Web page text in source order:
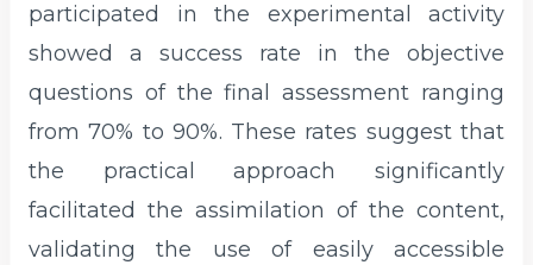
participated in the experimental activity
showed a success rate in the objective
questions of the final assessment ranging
from 70% to 90%. These rates suggest that
the practical approach significantly
facilitated the assimilation of the content,
validating the use of easily accessible